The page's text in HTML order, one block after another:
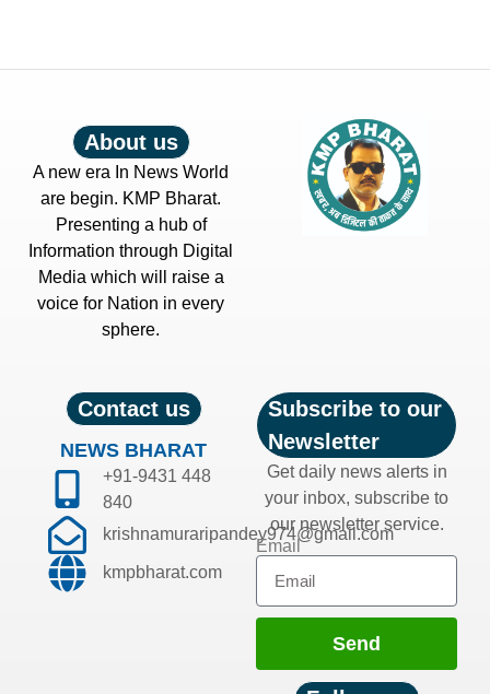
About us
A new era In News World
are begin. KMP Bharat.
Presenting a hub of
Information through Digital
Media which will raise a
voice for Nation in every
sphere.
Contact us
NEWS BHARAT
+91-9431 448
840
krishnamuraripandey974@gmail.com
kmpbharat.com
Subscribe to our
Newsletter
Get daily news alerts in
your inbox, subscribe to
our newsletter service.
Email
Send